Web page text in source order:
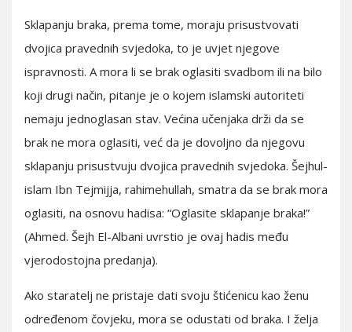
Sklapanju braka, prema tome, moraju prisustvovati
dvojica pravednih svjedoka, to je uvjet njegove
ispravnosti. A mora li se brak oglasiti svadbom ili na bilo
koji drugi način, pitanje je o kojem islamski autoriteti
nemaju jednoglasan stav. Većina učenjaka drži da se
brak ne mora oglasiti, već da je dovoljno da njegovu
sklapanju prisustvuju dvojica pravednih svjedoka. Šejhul-
islam Ibn Tejmijja, rahimehullah, smatra da se brak mora
oglasiti, na osnovu hadisa: “Oglasite sklapanje braka!”
(Ahmed. Šejh El-Albani uvrstio je ovaj hadis među
vjerodostojna predanja).
Ako staratelj ne pristaje dati svoju štićenicu kao ženu
određenom čovjeku, mora se odustati od braka. I želja